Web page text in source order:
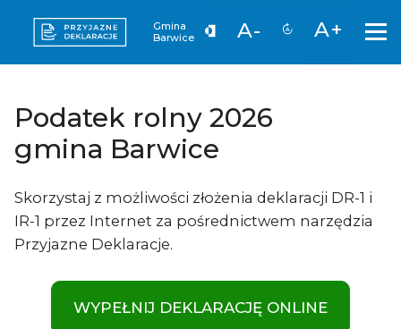
Gmina
Barwice
A- A+
Podatek rolny 2026
gmina Barwice
Skorzystaj z możliwości złożenia deklaracji DR-1 i
IR-1 przez Internet za pośrednictwem narzędzia
Przyjazne Deklaracje.
WYPEŁNIJ DEKLARACJĘ ONLINE